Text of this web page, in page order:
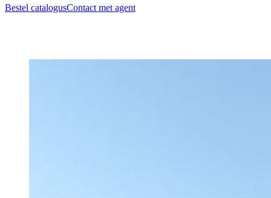
Bestel catalogusContact met agent